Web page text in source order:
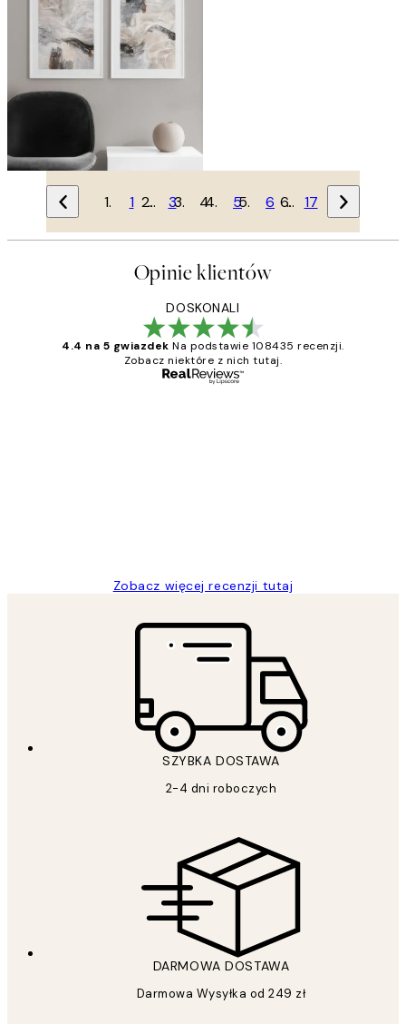
1 … 3 4 5 6 … 17
Opinie klientów
DOSKONALI
4.4 na 5 gwiazdek Na podstawie 108435 recenzji.
Zobacz niektóre z nich tutaj.
Zobacz więcej recenzji tutaj
SZYBKA DOSTAWA
2-4 dni roboczych
DARMOWA DOSTAWA
Darmowa Wysyłka od 249 zł